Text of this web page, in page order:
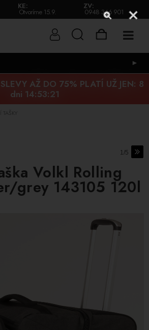
KE:
Otvoríme 15.9.
ZV:
0948 346 901
►
AŽ DO 75% PLATÍ UŽ JEN: 8
dni 14:53:21
TAŠKY
1/5
Volkl Rolling
grey 143105 120l